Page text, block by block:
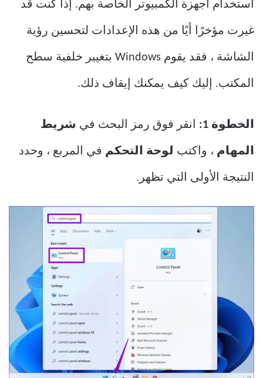
استخدام أجهزة الكمبيوتر الخاصة بهم. إذا كنت قد
غيرت مؤخرًا أيًا من هذه الإعدادات لتحسين رؤية
الشاشة ، فقد يقوم Windows بتغيير خلفية سطح
المكتب. إليك كيف يمكنك إيقاف ذلك.
الخطوة 1: انقر فوق رمز البحث في شريط
المهام ، واكتب لوحة التحكم في المربع ، وحدد
النتيجة الأولى التي تظهر.